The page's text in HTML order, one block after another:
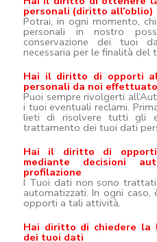
personali (diritto all’oblio)
Potrai, in ogni momento,
personali in nostro
conservazione dei tuoi
necessaria per le finalità del
Hai il diritto di opporti
personali da noi effettuato
Puoi sempre rivolgerti
i tuoi eventuali reclami.
lieti di risolvere tutti gli
trattamento dei tuoi dati
Hai il diritto di
mediante decisioni
profilazione
I Tuoi dati non sono trattati
automatizzati. In ogni
opporti a tali attività.
Hai diritto di chiedere la
dei tuoi dati